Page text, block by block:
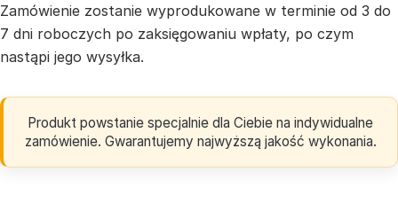
Zamówienie zostanie wyprodukowane w terminie od 3 do
7 dni roboczych po zaksięgowaniu wpłaty, po czym
nastąpi jego wysyłka.
Produkt powstanie specjalnie dla Ciebie na indywidualne
zamówienie. Gwarantujemy najwyższą jakość wykonania.